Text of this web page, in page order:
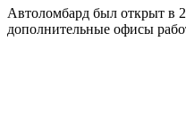
Автоломбард был открыт в
дополнительные офисы